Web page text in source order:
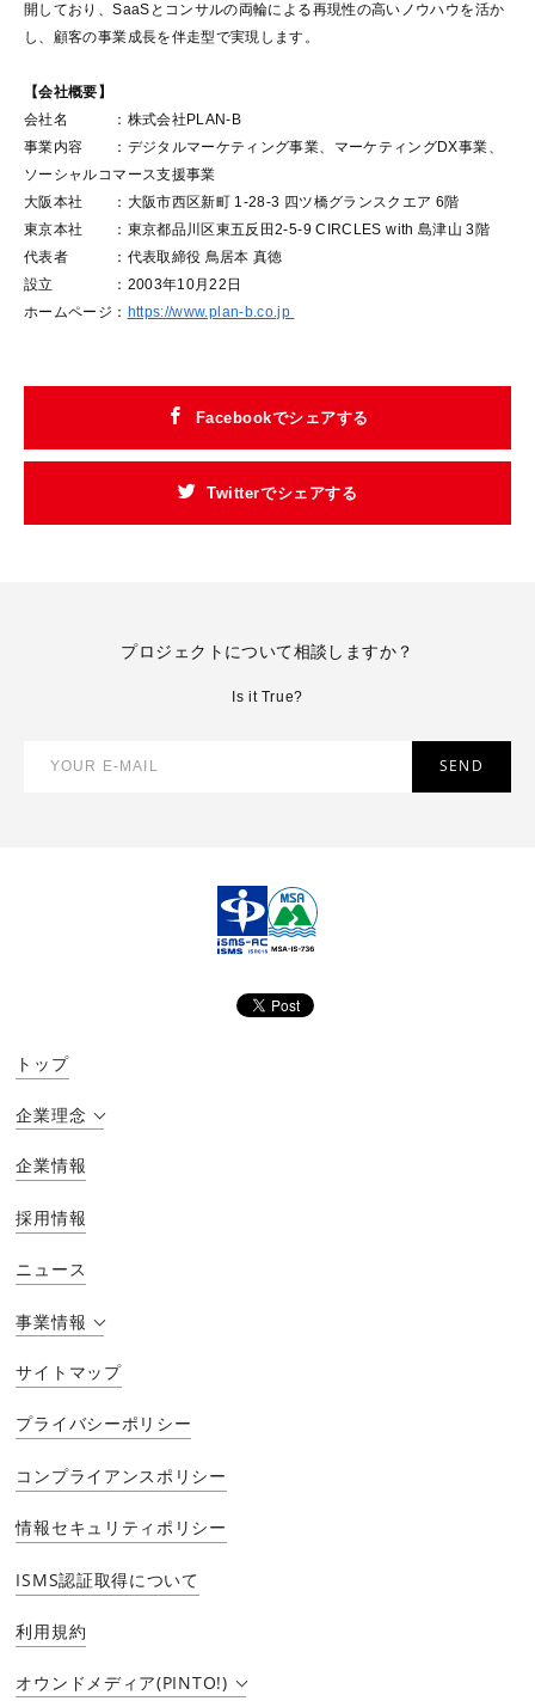
開しており、SaaSとコンサルの両輪による再現性の高いノウハウを活か
し、顧客の事業成長を伴走型で実現します。
【会社概要】
会社名 ：株式会社PLAN-B
事業内容 ：デジタルマーケティング事業、マーケティングDX事業、
ソーシャルコマース支援事業
大阪本社 ：大阪市西区新町 1-28-3 四ツ橋グランスクエア 6階
東京本社 ：東京都品川区東五反田2-5-9 CIRCLES with 島津山 3階
代表者 ：代表取締役 鳥居本 真徳
設立 ：2003年10月22日
ホームページ： https://www.plan-b.co.jp
Facebookでシェアする
Twitterでシェアする
プロジェクトについて相談しますか？
Is it True?
トップ
企業理念
企業情報
採用情報
ニュース
事業情報
サイトマップ
プライバシーポリシー
コンプライアンスポリシー
情報セキュリティポリシー
ISMS認証取得について
利用規約
オウンドメディア(PINTO!)